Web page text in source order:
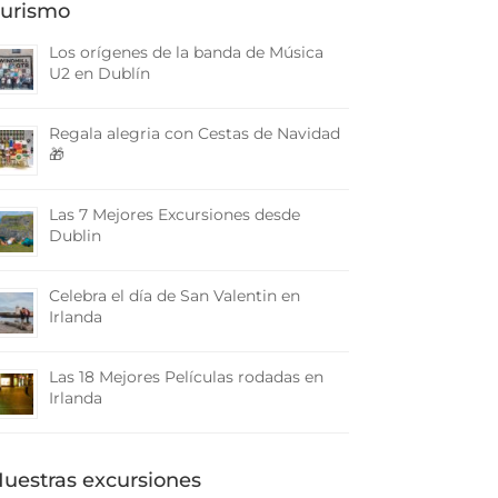
Los orígenes de la banda de Música
U2 en Dublín
Regala alegria con Cestas de Navidad
🎁
Las 7 Mejores Excursiones desde
Dublin
Celebra el día de San Valentin en
Irlanda
Las 18 Mejores Películas rodadas en
Irlanda
excursiones